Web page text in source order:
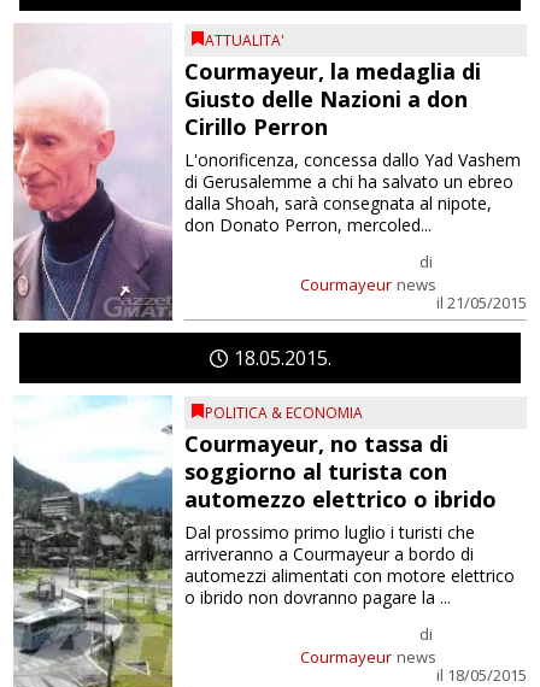
ATTUALITA'
Courmayeur, la medaglia di
Giusto delle Nazioni a don
Cirillo Perron
Courmayeur
di
news
il 21/05/2015
L'onorificenza, concessa dallo Yad Vashem
di Gerusalemme a chi ha salvato un ebreo
dalla Shoah, sarà consegnata al nipote,
don Donato Perron, mercoled...
1805 2015
POLITICA & ECONOMIA
Courmayeur, no tassa di
soggiorno al turista con
automezzo elettrico o ibrido
Courmayeur
di
news
il 18/05/2015
Dal prossimo primo luglio i turisti che
arriveranno a Courmayeur a bordo di
automezzi alimentati con motore elettrico
o ibrido non dovranno pagare la ...